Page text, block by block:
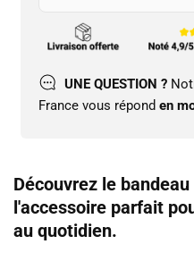
UNE QUESTION ?
France vous répond en
Découvrez le
l'accessoire parfait
au quotidien.